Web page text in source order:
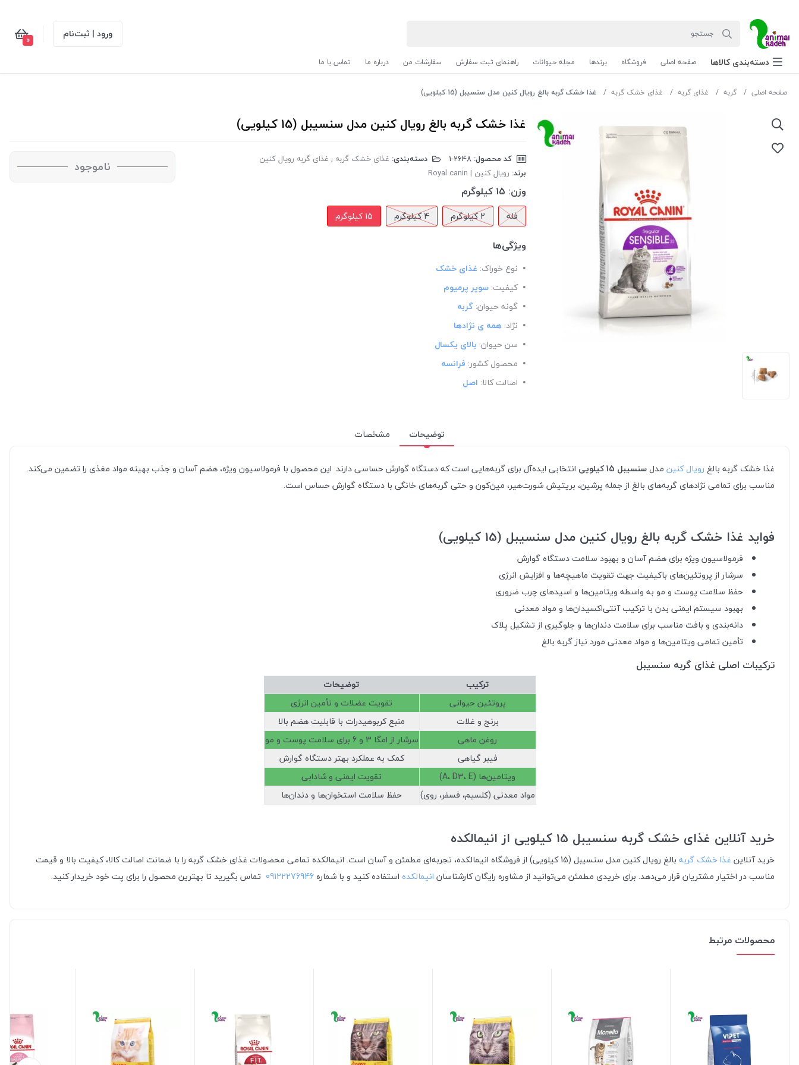
ورود | ثبت‌نام 0
دسته‌بندی‌ کالاها صفحه اصلی فروشگاه برندها مجله حیوانات راهنمای ثبت سفارش سفارشات من درباره ما تماس با ما
صفحه اصلی گربه غذای گربه غذای خشک گربه غذا خشک گربه بالغ رویال کنین مدل سنسیبل (15 کیلویی)
غذا خشک گربه بالغ رویال کنین مدل سنسیبل (15 کیلویی)
کد محصول: دسته‌بندی: غذای خشک گربه , غذای گربه رویال کنین
برند: رویال کنین | Royal canin
وزن: 15 کیلوگرم
فله 2 کیلوگرم 4 کیلوگرم 15 کیلوگرم
ویژگی‌ها
نوع خوراک: غذای خشک
کیفیت: سوپر پرمیوم
گونه حیوان: گربه
نژاد: همه ی نژادها
سن حیوان: بالای یکسال
محصول کشور: فرانسه
اصالت کالا: اصل
ناموجود
توضیحات مشخصات
غذا خشک گربه بالغ رویال کنین مدلسنسیبل 15 کیلویی
انتخابی ایده‌آل برای گربه‌هایی است که دستگاه گوارش حساسی دارند. این محصول با فرمولاسیون ویژه، هضم آسان و جذب بهینه مواد مغذی را تضمین می‌کند.
مناسب برای تمامی نژادهای گربه‌های بالغ از جمله پرشین، بریتیش شورت‌هیر، مین‌کون و حتی گربه‌های خانگی با دستگاه گوارش حساس است.
فواید غذا خشک گربه بالغ رویال کنین مدل سنسیبل (15 کیلویی)
فرمولاسیون ویژه برای هضم آسان و بهبود سلامت دستگاه گوارش
سرشار از پروتئین‌های باکیفیت جهت تقویت ماهیچه‌ها و افزایش انرژی
حفظ سلامت پوست و مو به واسطه ویتامین‌ها و اسیدهای چرب ضروری
بهبود سیستم ایمنی بدن با ترکیب آنتی‌اکسیدان‌ها و مواد معدنی
دانه‌بندی و بافت مناسب برای سلامت دندان‌ها و جلوگیری از تشکیل پلاک
تأمین تمامی ویتامین‌ها و مواد معدنی مورد نیاز گربه بالغ
ترکیبات اصلی غذای گربه سنسیبل
ترکیب
توضیحات
پروتئین حیوانی
تقویت عضلات و تأمین انرژی
برنج و غلات
منبع کربوهیدرات با قابلیت هضم بالا
روغن ماهی
سرشار از امگا 3 و 6 برای سلامت پوست و مو
فیبر گیاهی
کمک به عملکرد بهتر دستگاه گوارش
ویتامین‌ها (A، D3، E)
تقویت ایمنی و شادابی
مواد معدنی (کلسیم، فسفر، روی)
حفظ سلامت استخوان‌ها و دندان‌ها
خرید آنلاین غذای خشک گربه سنسیبل 15 کیلویی از انیمالکده
خرید آنلاین غذا خشک گربه
بالغ رویال کنین مدل سنسیبل (15 کیلویی) از فروشگاه انیمالکده، تجربه‌ای مطمئن و آسان است. انیمالکده تمامی محصولات غذای خشک گربه را با ضمانت اصالت کالا، کیفیت بالا و قیمت
مناسب در اختیار مشتریان قرار می‌دهد. برای خریدی مطمئن می‌توانید از مشاوره رایگان کارشناسان انیمالکده استفاده کنید و با شماره09122276946 تماس بگیرید تا بهترین محصول را برای پت خود خریدار کنید.
محصولات مرتبط